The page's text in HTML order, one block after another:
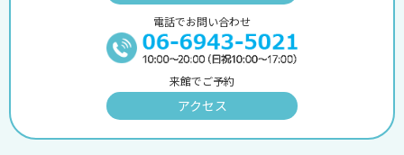
電話でお問い合わせ
来館でご予約
アクセス